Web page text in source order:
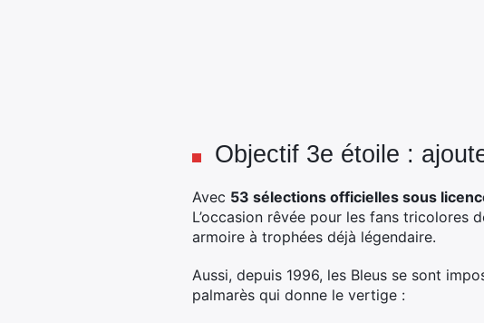
Objectif 3e étoile :
Avec 53 sélections officielles sous
L’occasion rêvée pour les fans tricolores
armoire à trophées déjà légendaire.
Aussi, depuis 1996, les Bleus se sont
palmarès qui donne le vertige :